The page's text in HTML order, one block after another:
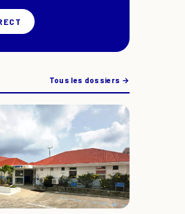
Tous les dossiers →